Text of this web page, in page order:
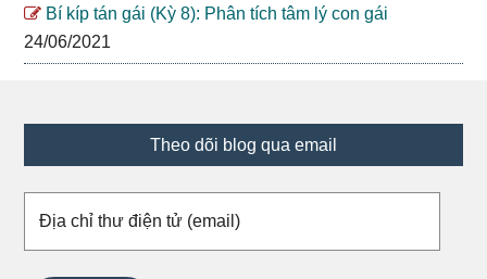
Bí kíp tán gái (Kỳ 8): Phân tích tâm lý con gái
24/06/2021
Theo dõi blog qua email
chỉ